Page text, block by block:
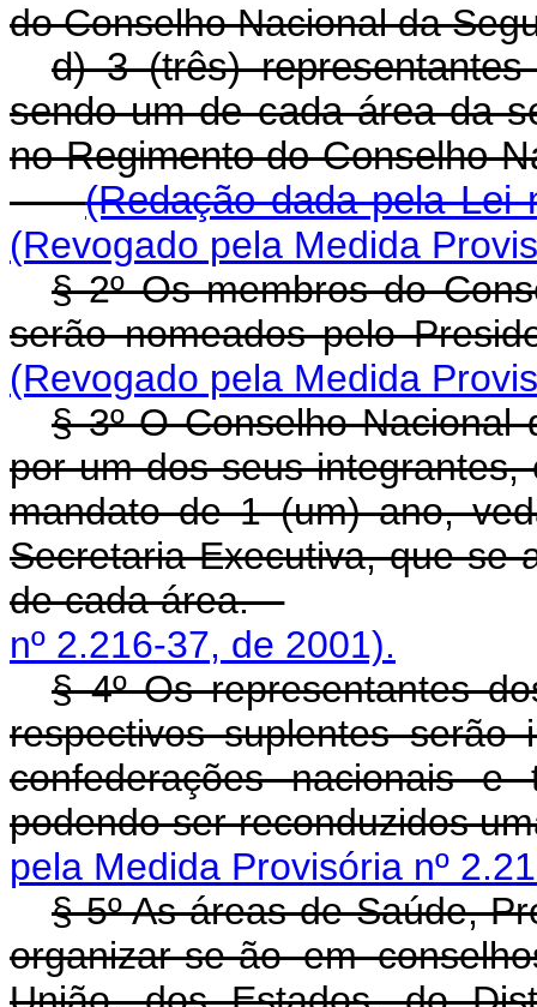
do Conselho Nacional da
d) 3 (três)
sendo um de cada área da
no Regimento do
(Redação dada pela Lei
(Revogado pela Medida
§ 2º Os membros do
serão nomeados pelo
(Revogado pela Medida
§ 3º O Conselho Nacional
por um dos seus
mandato de 1 (um) ano,
Secretaria-Executiva, que se
de cada área.
nº 2.216-37, de 2001).
§ 4º Os representantes
respectivos suplentes serão
confederações nacionais
podendo ser reconduzidos
pela Medida Provisória nº
§ 5º As áreas de Saúde,
organizar-se-ão em